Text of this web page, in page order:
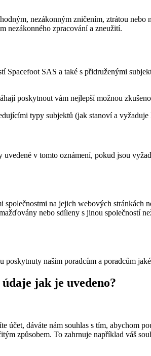
nezákonným zničením, ztrátou
nezákonného zpracování a zneužití.
SAS a také s přidruženými
poskytnout vám nejlepší možnou
typy subjektů (jak stanoví a vyžaduje
v tomto oznámení, pokud jsou
na jejich webových
nebo sdíleny s jinou společností
poskytnuty našim poradcům a poradcům
jak je uvedeno?
účet, dáváte nám souhlas s tím, abychom
způsobem. To zahrnuje například váš